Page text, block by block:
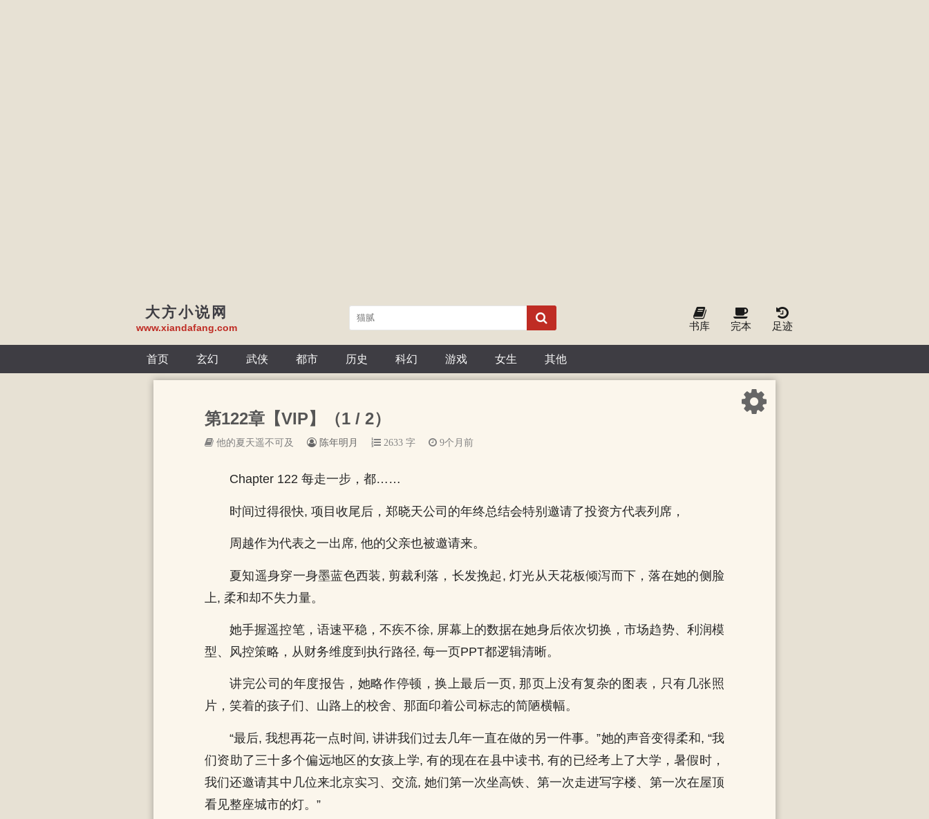
大方小说网
www.xiandafang.com 书库 完本 足迹
首页 玄幻 武侠 都市 历史 科幻 游戏 女生 其他
第122章【VIP】（1 / 2）
他的夏天遥不可及 陈年明月 2633 字 9个月前
Chapter 122 每走一步，都……
时间过得很快, 项目收尾后，郑晓天公司的年终总结会特别邀请了投资方代表列席，
周越作为代表之一出席, 他的父亲也被邀请来。
夏知遥身穿一身墨蓝色西装, 剪裁利落，长发挽起, 灯光从天花板倾泻而下，落在她的侧脸
上, 柔和却不失力量。
她手握遥控笔，语速平稳，不疾不徐, 屏幕上的数据在她身后依次切换，市场趋势、利润模
型、风控策略，从财务维度到执行路径, 每一页PPT都逻辑清晰。
讲完公司的年度报告，她略作停顿，换上最后一页, 那页上没有复杂的图表，只有几张照
片，笑着的孩子们、山路上的校舍、那面印着公司标志的简陋横幅。
“最后, 我想再花一点时间, 讲讲我们过去几年一直在做的另一件事。”她的声音变得柔和, “我
们资助了三十多个偏远地区的女孩上学, 有的现在在县中读书, 有的已经考上了大学，暑假时，
我们还邀请其中几位来北京实习、交流, 她们第一次坐高铁、第一次走进写字楼、第一次在屋顶
看见整座城市的灯。”